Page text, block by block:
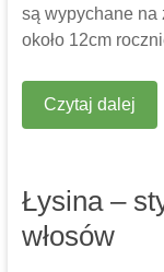
są wypychane na
około 12cm
Czytaj dalej
Łysina –
włosów